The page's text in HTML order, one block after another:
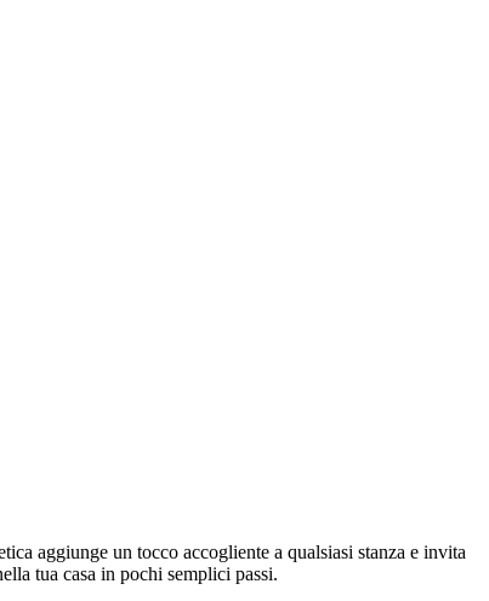
aggiunge un tocco accogliente a qualsiasi stanza e invita
tua casa in pochi semplici passi.